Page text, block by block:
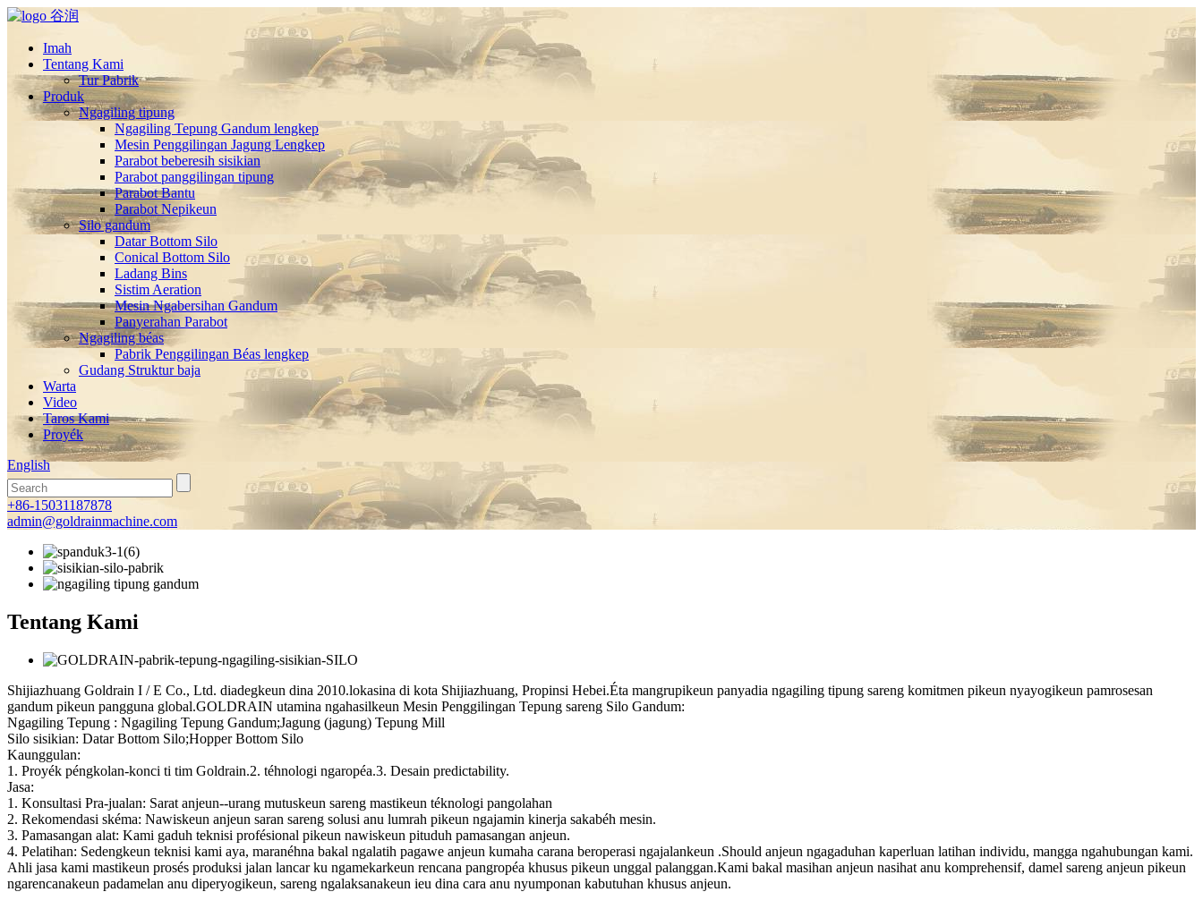
Imah
Tentang Kami
Tur Pabrik
Produk
Ngagiling tipung
Ngagiling Tepung Gandum lengkep
Mesin Penggilingan Jagung Lengkep
Parabot beberesih sisikian
Parabot panggilingan tipung
Parabot Bantu
Parabot Nepikeun
Silo gandum
Datar Bottom Silo
Conical Bottom Silo
Ladang Bins
Sistim Aeration
Mesin Ngabersihan Gandum
Panyerahan Parabot
Ngagiling béas
Pabrik Penggilingan Béas lengkep
Gudang Struktur baja
Warta
Video
Taros Kami
Proyék
English
+86-15031187878
admin@goldrainmachine.com
Tentang Kami
Shijiazhuang Goldrain I / E Co., Ltd. diadegkeun dina 2010.lokasina di kota Shijiazhuang, Propinsi Hebei.Éta mangrupikeun panyadia ngagiling tipung sareng komitmen pikeun nyayogikeun pamrosesan
gandum pikeun pangguna global.GOLDRAIN utamina ngahasilkeun Mesin Penggilingan Tepung sareng Silo Gandum:
Ngagiling Tepung : Ngagiling Tepung Gandum;Jagung (jagung) Tepung Mill
Silo sisikian: Datar Bottom Silo;Hopper Bottom Silo
Kaunggulan:
1. Proyék péngkolan-konci ti tim Goldrain.2. téhnologi ngaropéa.3. Desain predictability.
Jasa:
1. Konsultasi Pra-jualan: Sarat anjeun--urang mutuskeun sareng mastikeun téknologi pangolahan
2. Rekomendasi skéma: Nawiskeun anjeun saran sareng solusi anu lumrah pikeun ngajamin kinerja sakabéh mesin.
3. Pamasangan alat: Kami gaduh teknisi profésional pikeun nawiskeun pituduh pamasangan anjeun.
4. Pelatihan: Sedengkeun teknisi kami aya, maranéhna bakal ngalatih pagawe anjeun kumaha carana beroperasi ngajalankeun .Should anjeun ngagaduhan kaperluan latihan individu, mangga ngahubungan kami.
Ahli jasa kami mastikeun prosés produksi jalan lancar ku ngamekarkeun rencana pangropéa khusus pikeun unggal palanggan.Kami bakal masihan anjeun nasihat anu komprehensif, damel sareng anjeun pikeun
ngarencanakeun padamelan anu diperyogikeun, sareng ngalaksanakeun ieu dina cara anu nyumponan kabutuhan khusus anjeun.